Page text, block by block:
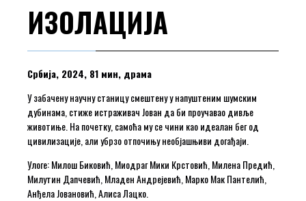
ИЗОЛАЦИЈА
Србија, 2024, 81 мин, драма
У забачену научну станицу смештену у напуштеним шумским
дубинама, стиже истраживач Јован да би проучавао дивље
животиње. На почетку, самоћа му се чини као идеалан бег од
цивилизације, али убрзо отпочињу необјашњиви догађаји.
Улоге: Милош Биковић, Миодраг Мики Крстовић, Милена Предић,
Милутин Дапчевић, Младен Андрејевић, Марко Мак Пантелић,
Анђела Јовановић, Алиса Лацко.